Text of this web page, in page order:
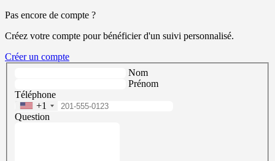
Pas encore de compte ?
Créez votre compte pour bénéficier d'un suivi personnalisé.
Créer un compte
Nom
Prénom
Téléphone
+1
Question